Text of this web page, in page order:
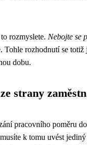
rozmyslete. Nebojte se
Tohle rozhodnutí se totiž
dobu.
strany
pracovního poměru
k tomu uvést